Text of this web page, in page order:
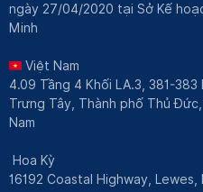
ngày 27/04/2020 tại Sở Kế
Minh
Việt Nam
4.09 Tầng 4 Khối LA.3, 381-
Trưng Tây, Thành phố Thủ
Nam
Hoa Kỳ
16192 Coastal Highway, Lewes,